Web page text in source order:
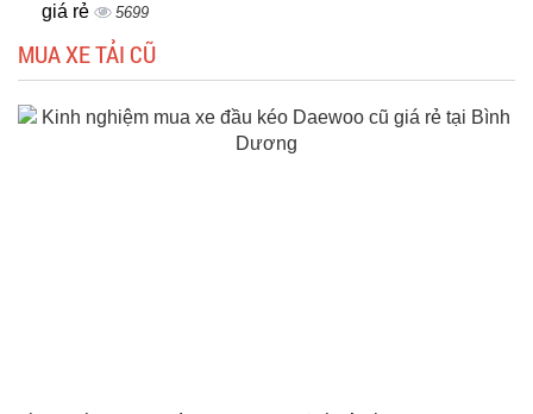
giá rẻ
5699
MUA XE TẢI CŨ